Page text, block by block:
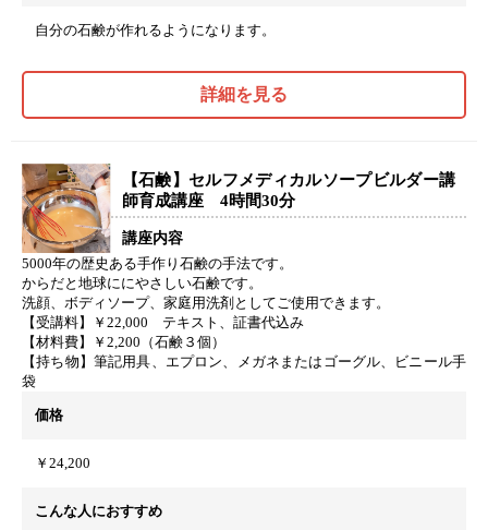
自分の石鹸が作れるようになります。
詳細を見る
【石鹸】セルフメディカルソープビルダー講
師育成講座 4時間30分
講座内容
5000年の歴史ある手作り石鹸の手法です。
からだと地球ににやさしい石鹸です。
洗顔、ボディソープ、家庭用洗剤としてご使用できます。
【受講料】￥22,000 テキスト、証書代込み
【材料費】￥2,200（石鹸３個）
【持ち物】筆記用具、エプロン、メガネまたはゴーグル、ビニール手
袋
価格
￥24,200
こんな人におすすめ